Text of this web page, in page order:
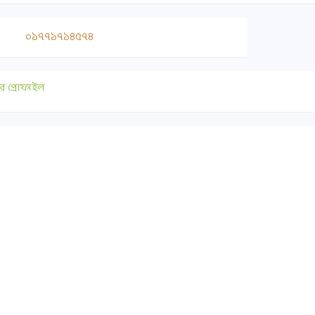
০১৭৭১৭১৪৫৭৪
প্রোফাইল